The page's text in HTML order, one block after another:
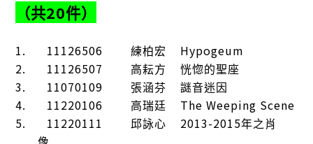
（共20件）
1. 11126506練柏宏
Hypogeum
2.
11126507 高耘方 恍惚的聖座
3. 11070109 張涵芬 謎音迷因
4. 11220106 高瑞廷
The Weeping Scene
5.
11220111 邱詠心 2013-2015年之肖